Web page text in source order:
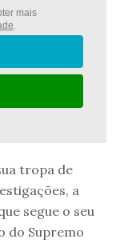
mais
.
tropa de
a
segue o seu
do Supremo